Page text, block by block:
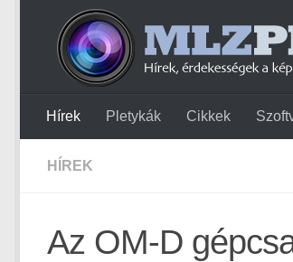
Hírek Pletykák Cikkek
HÍREK
Az OM-D